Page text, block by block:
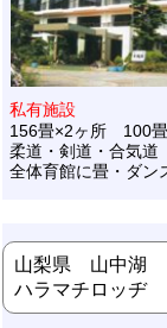
私有施設
156畳×2ヶ所 100
柔道・剣道・合気道
全体育館に畳・ダン
山梨県 山中湖
ハラマチロッヂ